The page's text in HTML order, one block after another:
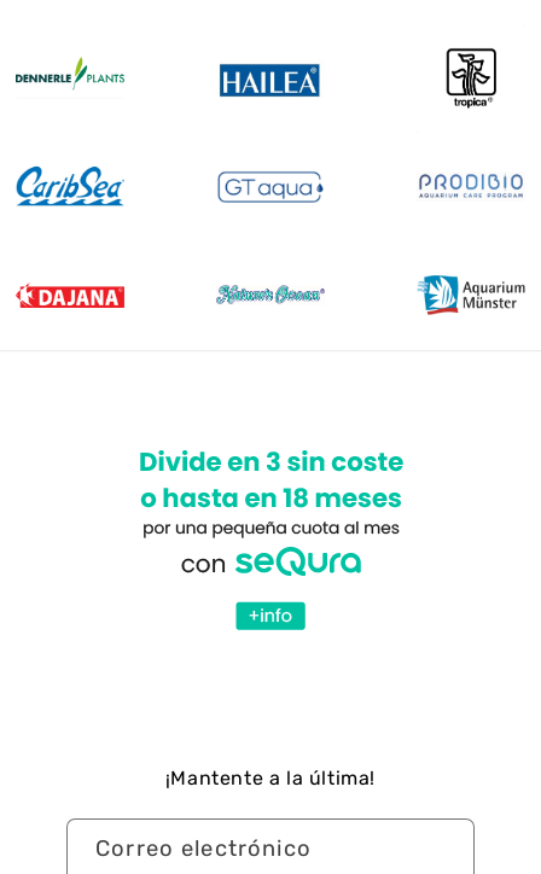
¡Mantente a la última!
Correo electrónico